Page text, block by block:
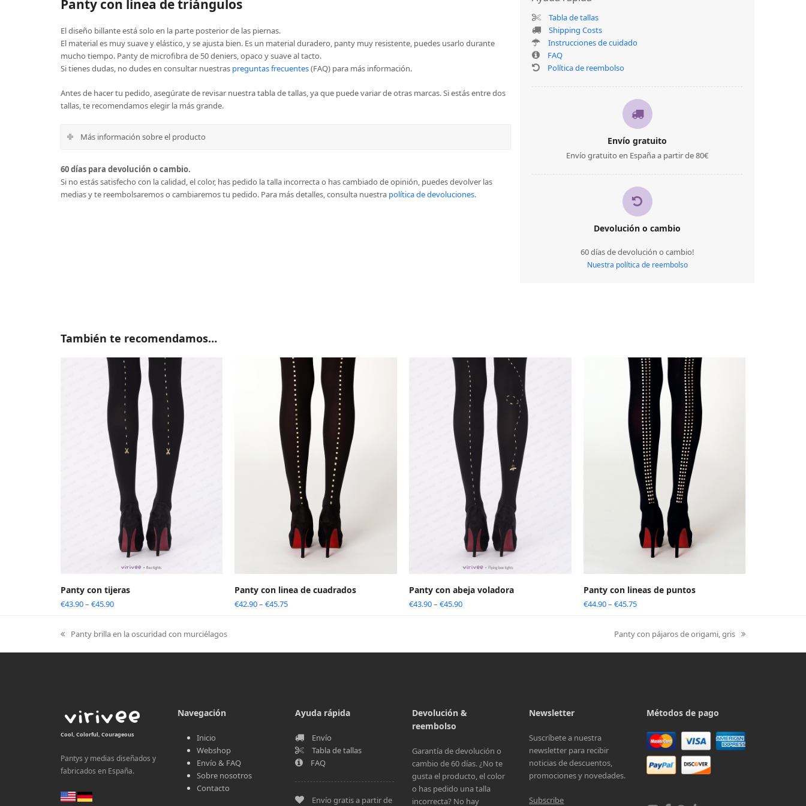
Panty con linea de triángulos
El diseño billante está solo en la parte posterior de las piernas.
El material es muy suave y elástico, y se ajusta bien. Es un material duradero, panty muy resistente, puedes usarlo durante
mucho tiempo. Panty de microfibra de 50 deniers, opaco y suave al tacto.
Si tienes dudas, no dudes en consultar nuestras preguntas frecuentes(FAQ) para más información.
Antes de hacer tu pedido, asegúrate de revisar nuestra tabla de tallas, ya que puede variar de otras marcas. Si estás entre dos
tallas, te recomendamos elegir la más grande.
Más información sobre el producto
60 días para devolución o cambio.
Si no estás satisfecho con la calidad, el color, has pedido la talla incorrecta o has cambiado de opinión, puedes devolver las
medias y te reembolsaremos o cambiaremos tu pedido. Para más detalles, consulta nuestra política de devoluciones.
Tabla de tallas
Shipping Costs
Instrucciones de cuidado
FAQ
Política de reembolso
Envío gratuito
Envío gratuito en España a partir de 80€
Devolución o cambio
60 días de devolución o cambio!
Nuestra política de reembolso
También te recomendamos…
Panty con tijeras
€43.90– €45.90
Panty con linea de cuadrados
€42.90–€45.75
Panty con abeja voladora
€43.90– €45.90
Panty con lineas de puntos
€44.90– €45.75
previous
post:
Panty brilla en la oscuridad con murciélagos
next
post:
Panty con pájaros de origami, gris
Cool, Colorful, Courageous
Pantys y medias diseñados y
fabricados en España.
Navegación
Inicio
Webshop
Envío & FAQ
Sobre nosotros
Contacto
Ayuda rápida
Envío
Tabla de tallas
FAQ
Envío gratis a partir de
Devolución &
reembolso
Garantía de devolución o
cambio de 60 días. ¿No te
gusta el producto, el color
o has pedido una talla
incorrecta? No hay
Newsletter
Suscríbete a nuestra
newsletter para recibir
noticias de descuentos,
promociones y novedades.
Subscribe
Métodos de pago